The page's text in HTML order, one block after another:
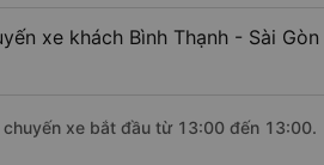
xe khách Bình Thạnh - Sài
xe bắt đầu từ 13:00 đến 13:00.